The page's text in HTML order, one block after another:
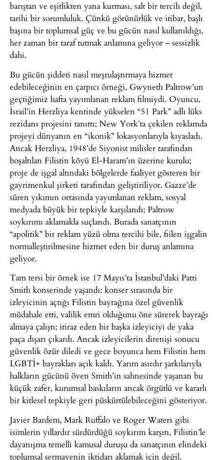
barıştan ve eşitlikten yana kurması, salt bir tercih değil,
tarihi bir sorumluluk. Çünkü görünürlük ve itibar, başlı
başına bir toplumsal güç ve bu gücün nasıl kullanıldığı,
her zaman bir taraf tutmak anlamına geliyor – sessizlik
dahi.
Bu gücün şiddeti nasıl meşrulaştırmaya hizmet
edebileceğinin en çarpıcı örneği, Gwyneth Paltrow’un
geçtiğimiz hafta yayımlanan reklam filmiydi. Oyuncu,
İsrail’in Herzliya kentinde yükselen “51 Park” adlı lüks
rezidans projesini tanıttı; New York’ta çekilen reklamda
projeyi dünyanın en “ikonik” lokasyonlarıyla kıyasladı.
Ancak Herzliya, 1948’de Siyonist milisler tarafından
boşaltılan Filistin köyü El-Haram’ın üzerine kurulu;
proje de işgal altındaki bölgelerde faaliyet gösteren bir
gayrimenkul şirketi tarafından geliştiriliyor. Gazze’de
süren yıkımın ortasında yayımlanan reklam, sosyal
medyada büyük bir tepkiyle karşılandı; Paltrow
soykırımı aklamakla suçlandı. Burada sanatçının
“apolitik” bir reklam yüzü olma tercihi bile, fiilen işgalin
normalleştirilmesine hizmet eden bir duruş anlamına
geliyor.
Tam tersi bir örnek ise 17 Mayıs’ta İstanbul’daki Patti
Smith konserinde yaşandı: konser sırasında bir
izleyicinin açtığı Filistin bayrağına özel güvenlik
müdahale etti, valilik emri olduğunu öne sürerek bayrağı
almaya çalıştı; itiraz eden bir başka izleyiciyi de yaka
paça dışarı çıkardı. Ancak izleyicilerin direnişi sonucu
güvenlik özür diledi ve gece boyunca hem Filistin hem
LGBTİ+ bayrakları açık kaldı. Yarım asırdır şarkılarıyla
halkların gücünü öven Smith’in sahnesinde yaşanan bu
küçük zafer, kurumsal baskıların ancak örgütlü ve kararlı
bir kitlesel tepkiyle geri püskürtülebileceğini gösteriyor.
Javier Bardem, Mark Ruffalo ve Roger Waters gibi
isimlerin yıllardır sürdürdüğü soykırım karşıtı, Filistin’le
dayanışma temelli kamusal duruşu da sanatçının elindeki
toplumsal sermayenin iktidarı aklamak için değil,